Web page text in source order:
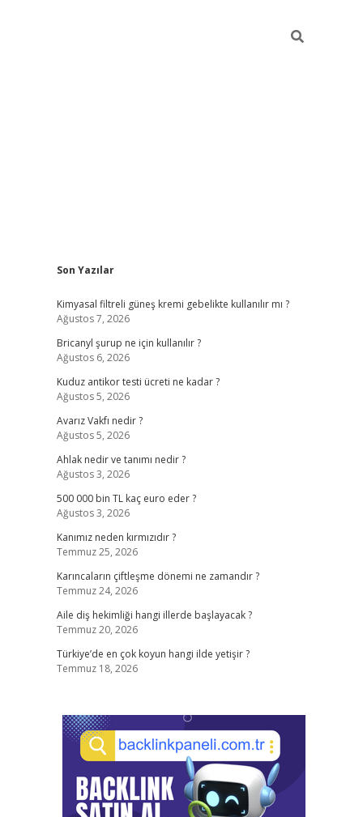
Sidebar
Son Yazılar
Kimyasal filtreli güneş kremi gebelikte kullanılır mı ?
Ağustos 7, 2026
Bricanyl şurup ne için kullanılır ?
Ağustos 6, 2026
Kuduz antikor testi ücreti ne kadar ?
Ağustos 5, 2026
Avarız Vakfı nedir ?
Ağustos 5, 2026
Ahlak nedir ve tanımı nedir ?
Ağustos 3, 2026
500 000 bin TL kaç euro eder ?
Ağustos 3, 2026
Kanımız neden kırmızıdır ?
Temmuz 25, 2026
Karıncaların çiftleşme dönemi ne zamandır ?
Temmuz 24, 2026
Aile diş hekimliği hangi illerde başlayacak ?
Temmuz 20, 2026
Türkiye’de en çok koyun hangi ilde yetişir ?
Temmuz 18, 2026
güncel giriş